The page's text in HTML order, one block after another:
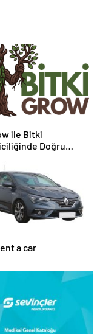
ile Bitki
Doğru
a car